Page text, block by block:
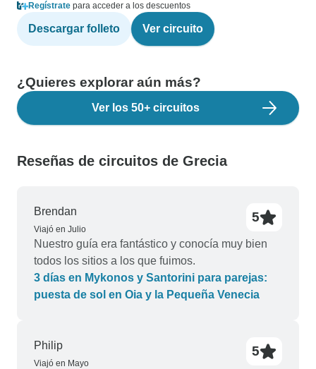
Regístrate para acceder a los descuentos
Descargar folleto Ver circuito
¿Quieres explorar aún más?
Ver los 50+ circuitos
Reseñas de circuitos de Grecia
Brendan
Viajó en Julio
5
Nuestro guía era fantástico y conocía muy bien
todos los sitios a los que fuimos.
3 días en Mykonos y Santorini para parejas:
puesta de sol en Oia y la Pequeña Venecia
Philip
Viajó en Mayo
5